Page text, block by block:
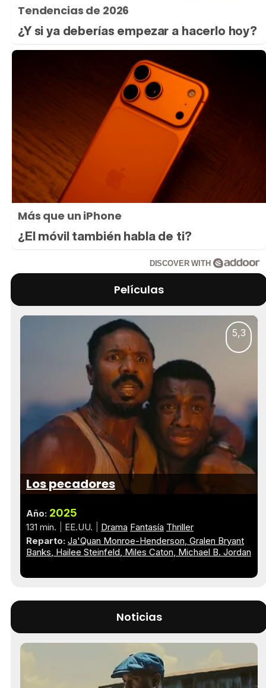
Tendencias de 2026
¿Y si ya deberías empezar a hacerlo hoy?
Más que un iPhone
¿El móvil también habla de ti?
DISCOVER WITH
Películas
5,3
Los pecadores
Año: 2025
131 min. EE.UU. Drama Fantasía Thriller
Reparto: Ja'Quan Monroe-Henderson Gralen Bryant
Banks Hailee Steinfeld Miles Caton Michael B. Jordan
Noticias